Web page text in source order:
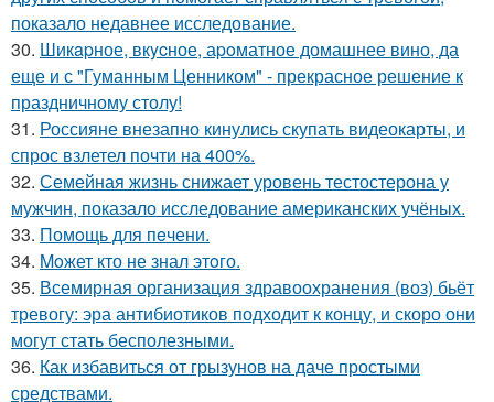
показало недавнее исследование.
30. Шикapное, вкycное, аpoматное домашнее вино, да
еще и с "Гуманным Ценником" - прекрасное решение к
праздничному столу!
31. Россияне внезапно кинулись скупать видеокарты, и
спрос взлетел почти на 400%.
32. Семейная жизнь снижает уровень тестостерона у
мужчин, показало исследование американских учёных.
33. Помoщь для пeчени.
34. Moжет кто не знал этoго.
35. Всемирная организация здравоохранения (воз) бьёт
тревогу: эра антибиотиков подходит к концу, и скоро они
могут стать бесполезными.
36. Как избавиться от грызунов на даче простыми
средствами.